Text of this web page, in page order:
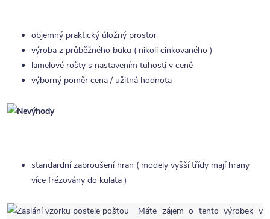
objemný praktický úložný prostor
výroba z průběžného buku ( nikoli cinkovaného )
lamelové rošty s nastavením tuhosti v ceně
výborný poměr cena / užitná hodnota
standardní zabroušení hran ( modely vyšší třídy mají hrany
více frézovány do kulata )
Máte zájem o tento výrobek v